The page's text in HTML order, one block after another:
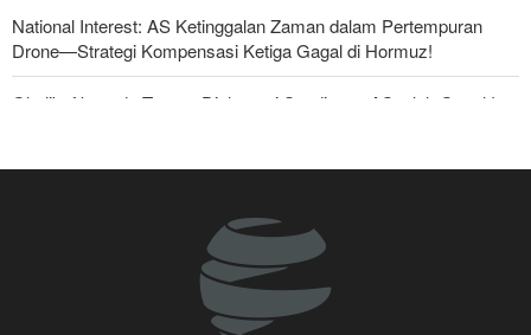
National Interest: AS Ketinggalan Zaman dalam Pertempuran
Drone—Strategi Kompensasi Ketiga Gagal di Hormuz!
Ghalibaf kepada Trump: Diplomasi Sandiwara AS telah Gagal !
The Economist: Kesepakatan dengan Iran Opsi Realistis Akhiri
Yahya Saree: Kami Hancurkan Posisi Pasukan Bayaran Saudi